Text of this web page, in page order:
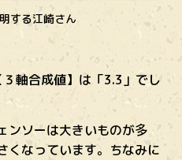
する江崎さん
軸合成値】は「3.3」でし
ンソーは大きいものが多
くなっています。ちなみに